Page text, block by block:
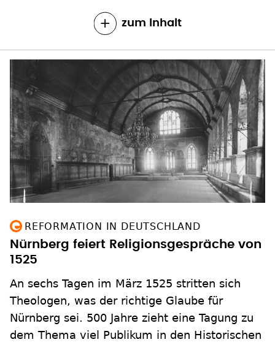
zum Inhalt
REFORMATION IN DEUTSCHLAND
Nürnberg feiert Religionsgespräche von
1525
An sechs Tagen im März 1525 stritten sich
Theologen, was der richtige Glaube für
Nürnberg sei. 500 Jahre zieht eine Tagung zu
dem Thema viel Publikum in den Historischen